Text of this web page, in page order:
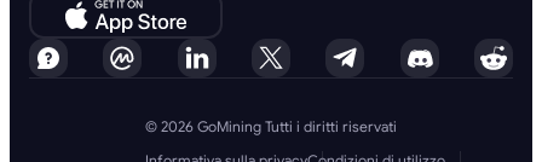
© 2026 GoMining Tutti i diritti riservati